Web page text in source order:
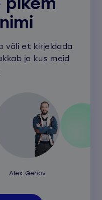
väli et kirjeldada
ja kus meid
Alex Genov